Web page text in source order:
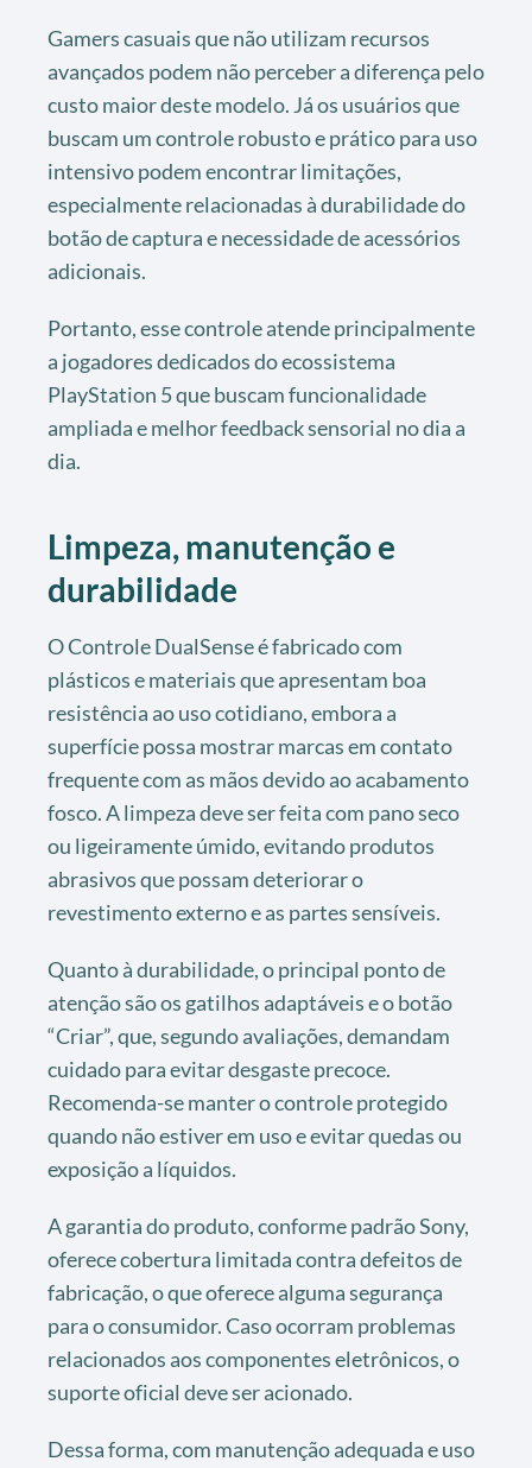
Gamers casuais que não utilizam recursos
avançados podem não perceber a diferença pelo
custo maior deste modelo. Já os usuários que
buscam um controle robusto e prático para uso
intensivo podem encontrar limitações,
especialmente relacionadas à durabilidade do
botão de captura e necessidade de acessórios
adicionais.
Portanto, esse controle atende principalmente
a jogadores dedicados do ecossistema
PlayStation 5 que buscam funcionalidade
ampliada e melhor feedback sensorial no dia a
dia.
Limpeza, manutenção e
durabilidade
O Controle DualSense é fabricado com
plásticos e materiais que apresentam boa
resistência ao uso cotidiano, embora a
superfície possa mostrar marcas em contato
frequente com as mãos devido ao acabamento
fosco. A limpeza deve ser feita com pano seco
ou ligeiramente úmido, evitando produtos
abrasivos que possam deteriorar o
revestimento externo e as partes sensíveis.
Quanto à durabilidade, o principal ponto de
atenção são os gatilhos adaptáveis e o botão
“Criar”, que, segundo avaliações, demandam
cuidado para evitar desgaste precoce.
Recomenda-se manter o controle protegido
quando não estiver em uso e evitar quedas ou
exposição a líquidos.
A garantia do produto, conforme padrão Sony,
oferece cobertura limitada contra defeitos de
fabricação, o que oferece alguma segurança
para o consumidor. Caso ocorram problemas
relacionados aos componentes eletrônicos, o
suporte oficial deve ser acionado.
Dessa forma, com manutenção adequada e uso